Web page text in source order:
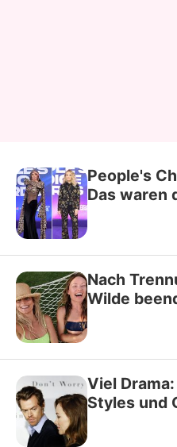
People's
Das waren
Nach
Wilde
Viel
Styles und